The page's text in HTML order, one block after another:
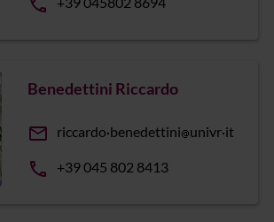
phone
Benedettini Riccardo
email riccardo benedettini univr it
phone +39 045 802 8413